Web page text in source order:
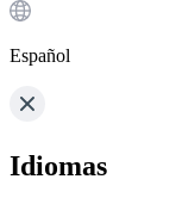
Español
Idiomas